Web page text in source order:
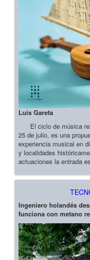
Luis Gareta
El ciclo de música
25 de julio, es una
experiencia musical en
y localidades
actuaciones la entrada
Ingeniero holandés
funciona con metano